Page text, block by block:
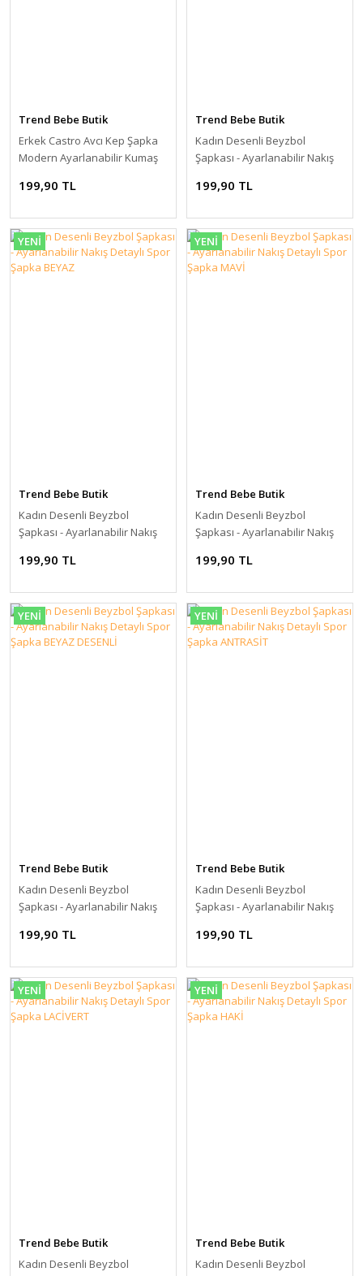
Trend Bebe Butik
Erkek Castro Avcı Kep Şapka
Modern Ayarlanabilir Kumaş
199,90 TL
Trend Bebe Butik
Kadın Desenli Beyzbol
Şapkası - Ayarlanabilir Nakış
199,90 TL
YENİ
Trend Bebe Butik
Kadın Desenli Beyzbol
Şapkası - Ayarlanabilir Nakış
199,90 TL
YENİ
Trend Bebe Butik
Kadın Desenli Beyzbol
Şapkası - Ayarlanabilir Nakış
199,90 TL
YENİ
Trend Bebe Butik
Kadın Desenli Beyzbol
Şapkası - Ayarlanabilir Nakış
DESENLİ
199,90 TL
YENİ
Trend Bebe Butik
Kadın Desenli Beyzbol
Şapkası - Ayarlanabilir Nakış
199,90 TL
YENİ
Trend Bebe Butik
Kadın Desenli Beyzbol
YENİ
Trend Bebe Butik
Kadın Desenli Beyzbol